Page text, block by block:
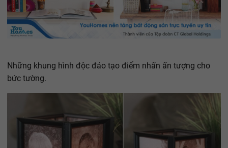
Những khung hình độc đáo tạo điểm nhấn ấn tượng cho
bức tường.